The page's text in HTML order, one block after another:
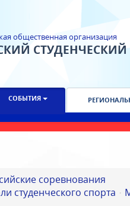
общественная организация
СОБЫТИЯ
соревнования
студенческого спорта